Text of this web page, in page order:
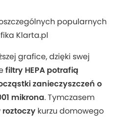
popularnych
Klarta.pl
grafice, dzięki swej
filtry HEPA potrafią
zanieczyszczeń o
mikrona. Tymczasem
roztoczy kurzu domowego